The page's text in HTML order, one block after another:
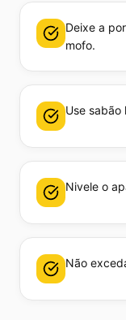
Deixe a
mofo.
Use
Nivele o
Não